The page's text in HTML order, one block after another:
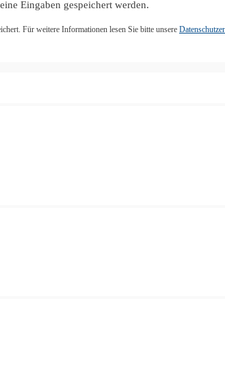
Eingaben gespeichert werden.
Für weitere Informationen lesen Sie bitte unsere